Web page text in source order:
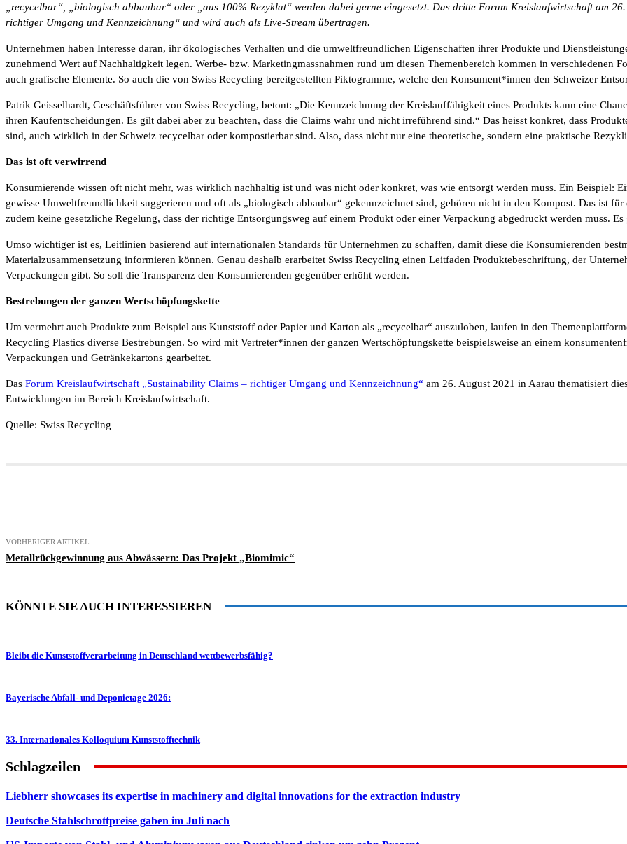
„recycelbar“, „biologisch abbaubar“ oder „aus 100% Rezyklat“ werden dabei gerne eingesetzt. Das dritte Forum Kreislaufwirtschaft am
richtiger Umgang und Kennzeichnung“ und wird auch als Live-Stream übertragen.
Unternehmen haben Interesse daran, ihr ökologisches Verhalten und die umweltfreundlichen Eigenschaften ihrer Produkte und
zunehmend Wert auf Nachhaltigkeit legen. Werbe- bzw. Marketingmassnahmen rund um diesen Themenbereich kommen in verschiedenen
auch grafische Elemente. So auch die von Swiss Recycling bereitgestellten Piktogramme, welche den Konsument*innen den Schweizer
Patrik Geisselhardt, Geschäftsführer von Swiss Recycling, betont: „Die Kennzeichnung der Kreislauffähigkeit eines Produkts kann eine
ihren Kaufentscheidungen. Es gilt dabei aber zu beachten, dass die Claims wahr und nicht irreführend sind.“ Das heisst konkret, dass
sind, auch wirklich in der Schweiz recycelbar oder kompostierbar sind. Also, dass nicht nur eine theoretische, sondern eine praktische
Das ist oft verwirrend
Konsumierende wissen oft nicht mehr, was wirklich nachhaltig ist und was nicht oder konkret, was wie entsorgt werden muss. Ein Beispiel:
gewisse Umweltfreundlichkeit suggerieren und oft als „biologisch abbaubar“ gekennzeichnet sind, gehören nicht in den Kompost. Das ist
zudem keine gesetzliche Regelung, dass der richtige Entsorgungsweg auf einem Produkt oder einer Verpackung abgedruckt werden muss.
Umso wichtiger ist es, Leitlinien basierend auf internationalen Standards für Unternehmen zu schaffen, damit diese die Konsumierenden
Materialzusammensetzung informieren können. Genau deshalb erarbeitet Swiss Recycling einen Leitfaden Produktebeschriftung, der
Verpackungen gibt. So soll die Transparenz den Konsumierenden gegenüber erhöht werden.
Bestrebungen der ganzen Wertschöpfungskette
Um vermehrt auch Produkte zum Beispiel aus Kunststoff oder Papier und Karton als „recycelbar“ auszuloben, laufen in den
Recycling Plastics diverse Bestrebungen. So wird mit Vertreter*innen der ganzen Wertschöpfungskette beispielsweise an einem
Verpackungen und Getränkekartons gearbeitet.
Das Forum Kreislaufwirtschaft „Sustainability Claims – richtiger Umgang und Kennzeichnung“ am 26. August 2021 in Aarau thematisiert
Entwicklungen im Bereich Kreislaufwirtschaft.
Quelle: Swiss Recycling
VORHERIGER ARTIKEL
Metallrückgewinnung aus Abwässern: Das Projekt „Biomimic“
KÖNNTE SIE AUCH INTERESSIEREN
Bleibt die Kunststoffverarbeitung in Deutschland wettbewerbsfähig?
Bayerische Abfall- und Deponietage 2026:
33. Internationales Kolloquium Kunststofftechnik
Schlagzeilen
Liebherr showcases its expertise in machinery and digital innovations for the extraction industry
Deutsche Stahlschrottpreise gaben im Juli nach